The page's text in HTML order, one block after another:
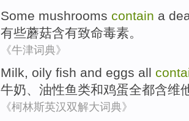
Some mushrooms contain a
有些蘑菇含有致命毒素 。
《牛津词典》
Milk, oily fish and eggs all
牛奶、 油性鱼类和鸡蛋全都含维
《柯林斯英汉双解大词典》